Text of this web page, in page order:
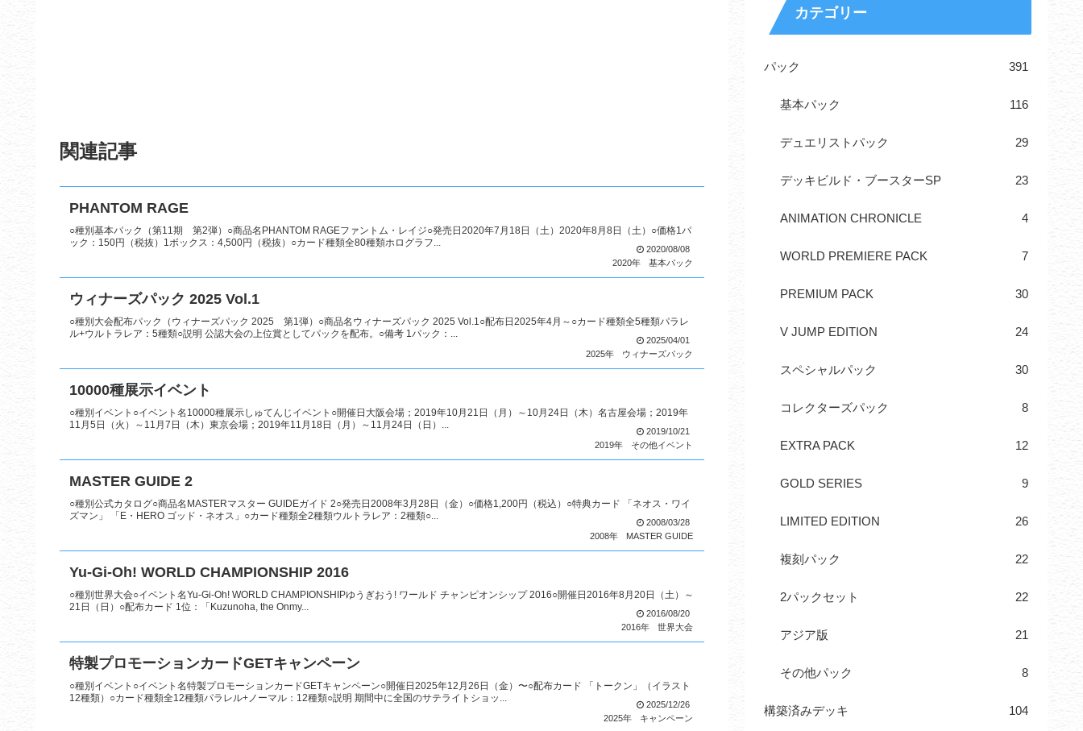
関連記事
PHANTOM RAGE
○種別基本パック（第11期 第2弾）○商品名PHANTOM RAGEファントム・レイジ○発売日2020年7月18日（土）2020年8月8日（土）○価格1パ
ック：150円（税抜）1ボックス：4,500円（税抜）○カード種類全80種類ホログラフ...
2020/08/08
2020年
基本パック
ウィナーズパック 2025 Vol.1
○種別大会配布パック（ウィナーズパック 2025 第1弾）○商品名ウィナーズパック 2025 Vol.1○配布日2025年4月～○カード種類全5種類パラレ
ル+ウルトラレア：5種類○説明 公認大会の上位賞としてパックを配布。○備考 1パック：...
2025/04/01
2025年
ウィナーズパック
10000種展示イベント
○種別イベント○イベント名10000種展示しゅてんじイベント○開催日大阪会場；2019年10月21日（月）～10月24日（木）名古屋会場；2019年
11月5日（火）～11月7日（木）東京会場；2019年11月18日（月）～11月24日（日）...
2019/10/21
2019年
その他イベント
MASTER GUIDE 2
○種別公式カタログ○商品名MASTERマスター GUIDEガイド 2○発売日2008年3月28日（金）○価格1,200円（税込）○特典カード 「ネオス・ワイ
ズマン」 「E・HERO ゴッド・ネオス」○カード種類全2種類ウルトラレア：2種類○...
2008/03/28
2008年
MASTER GUIDE
Yu-Gi-Oh! WORLD CHAMPIONSHIP 2016
○種別世界大会○イベント名Yu-Gi-Oh! WORLD CHAMPIONSHIPゆうぎおう! ワールド チャンピオンシップ 2016○開催日2016年8月20日（土）～
21日（日）○配布カード 1位：「Kuzunoha, the Onmy...
2016/08/20
2016年
世界大会
特製プロモーションカードGETキャンペーン
○種別イベント○イベント名特製プロモーションカードGETキャンペーン○開催日2025年12月26日（金）〜○配布カード 「トークン」（イラスト
12種類）○カード種類全12種類パラレル+ノーマル：12種類○説明 期間中に全国のサテライトショッ...
2025/12/26
2025年
キャンペーン
カテゴリー
パック 391
基本パック 116
デュエリストパック 29
デッキビルド・ブースターSP 23
ANIMATION CHRONICLE 4
WORLD PREMIERE PACK 7
PREMIUM PACK 30
V JUMP EDITION 24
スペシャルパック 30
コレクターズパック 8
EXTRA PACK 12
GOLD SERIES 9
LIMITED EDITION 26
複刻パック 22
2パックセット 22
アジア版 21
その他パック 8
構築済みデッキ 104